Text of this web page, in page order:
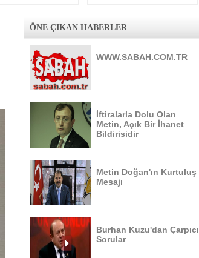
ÖNE ÇIKAN HABERLER
WWW.SABAH.COM.TR
İftiralarla Dolu Olan
Metin, Açık Bir İhanet
Bildirisidir
Metin Doğan'ın Kurtuluş
Mesajı
Burhan Kuzu'dan Çarpıcı
Sorular